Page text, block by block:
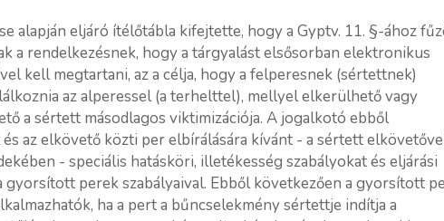
alapján eljáró ítélőtábla kifejtette, hogy a Gyptv. 11. §-ához
a rendelkezésnek, hogy a tárgyalást elsősorban elektronikus
kell megtartani, az a célja, hogy a felperesnek (sértettnek)
az alperessel (a terhelttel), mellyel elkerülhető vagy
a sértett másodlagos viktimizációja. A jogalkotó ebből
az elkövető közti per elbírálására kívánt - a sértett
- speciális hatásköri, illetékesség szabályokat és eljárási
gyorsított perek szabályaival. Ebből következően a gyorsított
ha a pert a bűncselekmény sértettje indítja a